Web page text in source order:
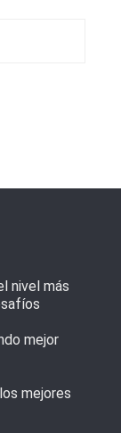
nivel más
mejor
mejores